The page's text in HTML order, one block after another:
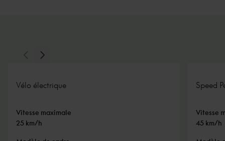
Slide précédente
Slide suivante
Vélo électrique
Vitesse maximale
25 km/h
Speed
Vitesse
45 km/h